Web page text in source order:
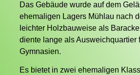
Das Gebäude wurde auf dem
ehemaligen Lagers Mühlau nach
leichter Holzbauweise als
diente lange als Ausweichquartier
Gymnasien.
Es bietet in zwei ehemaligen